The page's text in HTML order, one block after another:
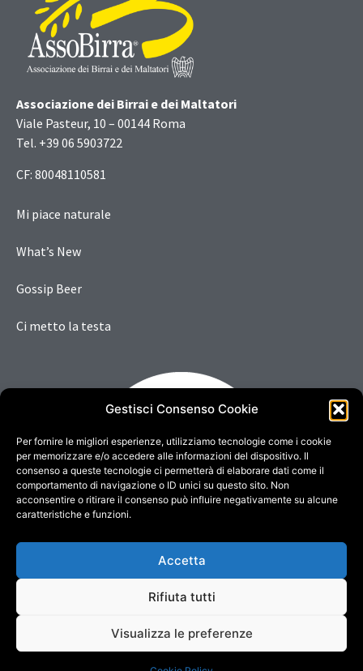
Gestisci Consenso Cookie
Per fornire le migliori esperienze, utilizziamo tecnologie come i cookie
per memorizzare e/o accedere alle informazioni del dispositivo. Il
consenso a queste tecnologie ci permetterà di elaborare dati come il
comportamento di navigazione o ID unici su questo sito. Non
acconsentire o ritirare il consenso può influire negativamente su alcune
caratteristiche e funzioni.
Accetta
Rifiuta tutti
Visualizza le preferenze
Associazione dei Birrai e dei Maltatori
Viale Pasteur, 10 – 00144 Roma
Tel. +39 06 5903722
CF: 80048110581
Mi piace naturale
What’s New
Gossip Beer
Ci metto la testa
Disclaimer